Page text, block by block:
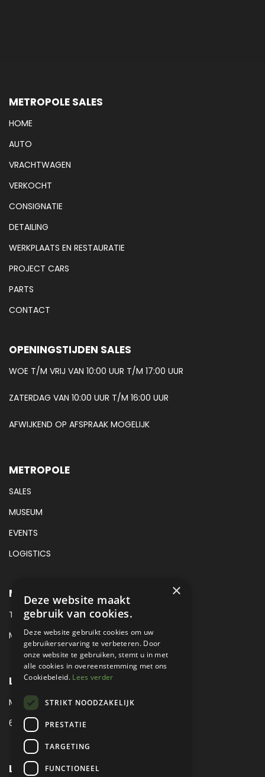
METROPOLE SALES
HOME
AUTO
VRACHTWAGEN
VERKOCHT
CONSIGNATIE
DETAILING
WERKPLAATS EN RESTAURATIE
PROJECT CARS
PARTS
CONTACT
OPENINGSTIJDEN SALES
WOE T/M VRIJ VAN 10:00 UUR T/M 17:00 UUR
ZATERDAG VAN 10:00 UUR T/M 16:00 UUR
AFWIJKEND OP AFSPRAAK MOGELIJK
METROPOLE
SALES
MUSEUM
EVENTS
LOGISTICS
METROPOLE SALES CONTACT
TEL:+31 (0) 88 425 94 00
MAIL:SALES@METROPOLE.NL
LOCATIE
MEUBELLAAN 1 / VIA ENZO FERRARI
6651 KV DRUTEN / THE NETHERLANDS
LEGAL
×
Deze website maakt
gebruik van cookies.
Deze website gebruikt cookies om uw
gebruikerservaring te verbeteren. Door
onze website te gebruiken, stemt u in met
alle cookies in overeenstemming met ons
Cookiebeleid. Lees verder
STRIKT NOODZAKELIJK
PRESTATIE
TARGETING
FUNCTIONEEL